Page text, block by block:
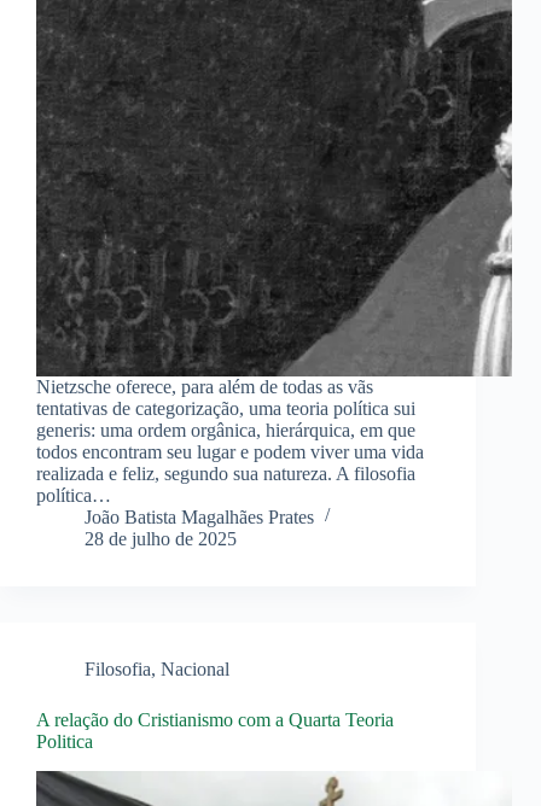
Nietzsche oferece, para além de todas as vãs
tentativas de categorização, uma teoria política sui
generis: uma ordem orgânica, hierárquica, em que
todos encontram seu lugar e podem viver uma vida
realizada e feliz, segundo sua natureza. A filosofia
política…
João Batista Magalhães Prates
28 de julho de 2025
Filosofia, Nacional
A relação do Cristianismo com a Quarta Teoria
Politica